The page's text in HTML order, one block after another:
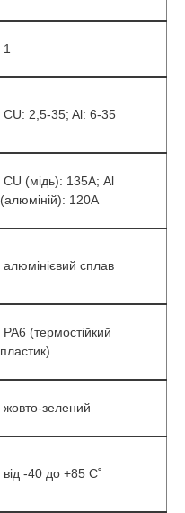
1
CU: 2,5-35; Al: 6-35
CU (мідь): 135А; Al
(алюміній): 120А
алюмінієвий сплав
PA6 (термостійкий
пластик)
жовто-зелений
від -40 до +85 С˚